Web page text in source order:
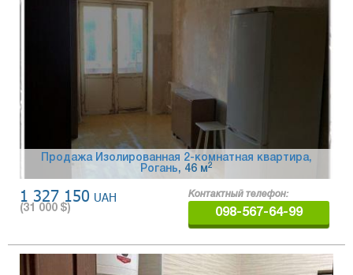
Продажа Изолированная 2-комнатная квартира,
Рогань, 46 м2
1 327 150 UAH
(31 000 $)
Контактный телефон:
098-567-64-99